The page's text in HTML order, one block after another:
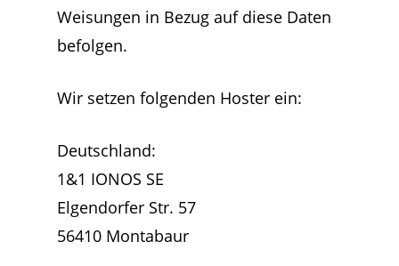
Weisungen in Bezug auf diese Daten
befolgen.
Wir setzen folgenden Hoster ein:
Deutschland:
1&1 IONOS SE
Elgendorfer Str. 57
56410 Montabaur